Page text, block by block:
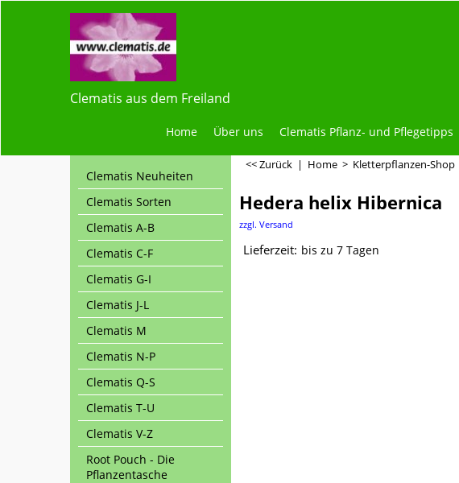
Clematis aus dem Freiland
Home Über uns Clematis Pflanz- und Pflegetipps
Clematis Neuheiten
Clematis Sorten
Clematis A-B
Clematis C-F
Clematis G-I
Clematis J-L
Clematis M
Clematis N-P
Clematis Q-S
Clematis T-U
Clematis V-Z
Root Pouch - Die
Pflanzentasche
<< Zurück | Home > Kletterpflanzen-Shop
Hedera helix Hibernica
zzgl. Versand
Lieferzeit: bis zu 7 Tagen